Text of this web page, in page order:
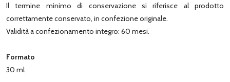
Il termine minimo di conservazione si riferisce al prodotto
correttamente conservato, in confezione originale.
Validità a confezionamento integro: 60 mesi.
Formato
30 ml